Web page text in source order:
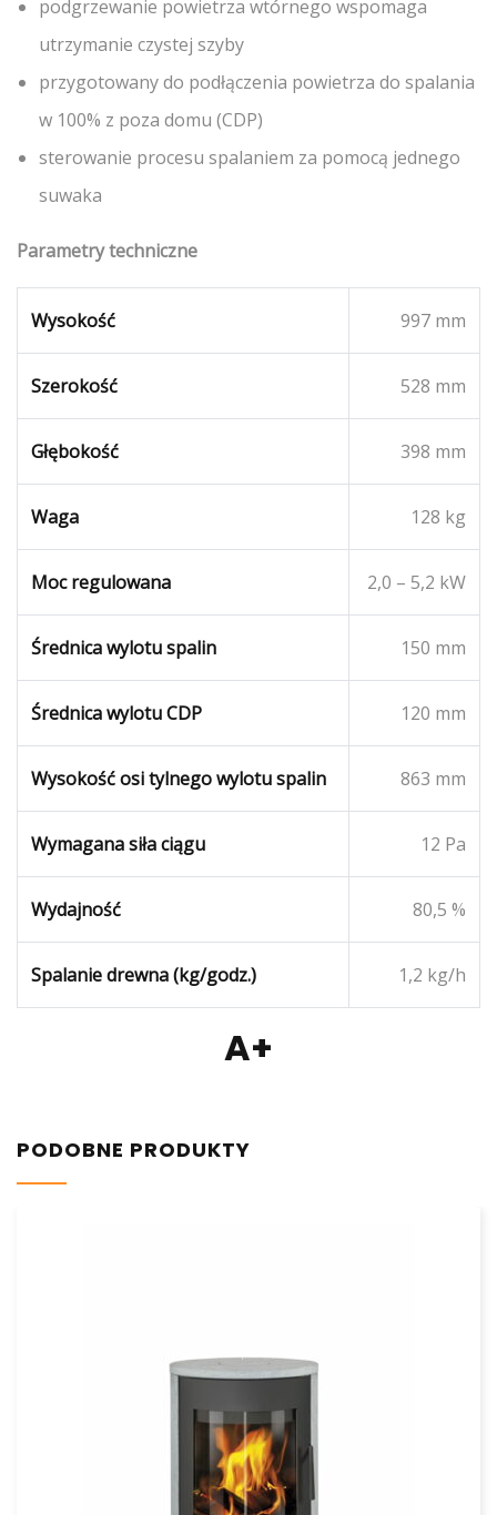
podgrzewanie powietrza wtórnego wspomaga
utrzymanie czystej szyby
przygotowany do podłączenia powietrza do spalania
w 100% z poza domu (CDP)
sterowanie procesu spalaniem za pomocą jednego
suwaka
Parametry techniczne
Wysokość 997 mm
Szerokość 528 mm
Głębokość 398 mm
Waga 128 kg
Moc regulowana 2,0 – 5,2 kW
Średnica wylotu spalin 150 mm
Średnica wylotu CDP 120 mm
Wysokość osi tylnego wylotu spalin 863 mm
Wymagana siła ciągu 12 Pa
Wydajność 80,5 %
Spalanie drewna (kg/godz.) 1,2 kg/h
A+
PODOBNE PRODUKTY